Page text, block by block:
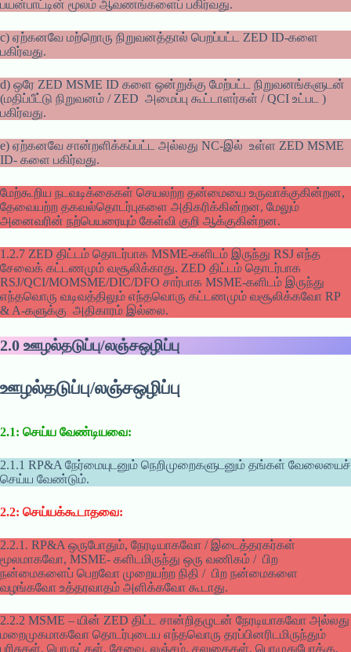
பயன்பாட்டின் மூலம் ஆவணங்களைப் பகிர்வது.
c) ஏற்கனவே மற்றொரு நிறுவனத்தால் பெறப்பட்ட ZED ID-களை
பகிர்வது.
d) ஒரே ZED MSME ID களை ஒன்றுக்கு மேற்பட்ட நிறுவனங்களுடன்
(மதிப்பீட்டு நிறுவனம் / ZED அமைப்பு கூட்டாளர்கள் / QCI உட்பட )
பகிர்வது.
e) ஏற்கனவே சான்றளிக்கப்பட்ட அல்லது NC-இல் உள்ள ZED MSME
ID- களை பகிர்வது.
மேற்கூறிய நடவடிக்கைகள் செயலற்ற தன்மையை உருவாக்குகின்றன,
தேவையற்ற தகவல்தொடர்புகளை அதிகரிக்கின்றன, மேலும்
அனைவரின் நற்பெயரையும் கேள்வி குறி ஆக்குகின்றன.
1.2.7 ZED திட்டம் தொடர்பாக MSME-களிடம் இருந்து RSJ எந்த
சேவைக் கட்டணமும் வசூலிக்காது. ZED திட்டம் தொடர்பாக
RSJ/QCI/MOMSME/DIC/DFO சார்பாக MSME-களிடம் இருந்து
எந்தவொரு வடிவத்திலும் எந்தவொரு கட்டணமும் வசூலிக்கவோ RP
& A-களுக்கு அதிகாரம் இல்லை.
2.0 ஊழல்தடுப்பு/லஞ்சஒழிப்பு
ஊழல்தடுப்பு/லஞ்சஒழிப்பு
2.1: செய்ய வேண்டியவை:
2.1.1 RP&A நேர்மையுடனும் நெறிமுறைகளுடனும் தங்கள் வேலையைச்
செய்ய வேண்டும்.
2.2: செய்யக்கூடாதவை:
2.2.1. RP&A ஒருபோதும், நேரடியாகவோ / இடைத்தரகர்கள்
மூலமாகவோ, MSME- களிடமிருந்து ஒரு வணிகம் / பிற
நன்மைகளைப் பெறவோ முறையற்ற நிதி / பிற நன்மைகளை
வழங்கவோ உத்தரவாதம் அளிக்கவோ கூடாது.
2.2.2 MSME – யின் ZED திட்ட சான்றிதழுடன் நேரடியாகவோ அல்லது
மறைமுகமாகவோ தொடர்புடைய எந்தவொரு தரப்பினரிடமிருந்தும்
பரிசுகள், பொருட்கள், சேவை, லஞ்சம், சலுகைகள், பொழுதுபோக்கு,